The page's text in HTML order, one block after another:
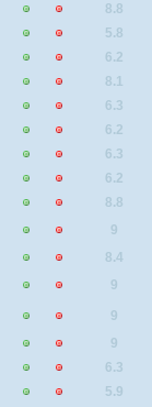
8.8
5.8
6.2
8.1
6.3
6.2
6.3
6.2
8.8
9
8.4
9
9
9
6.3
5.9